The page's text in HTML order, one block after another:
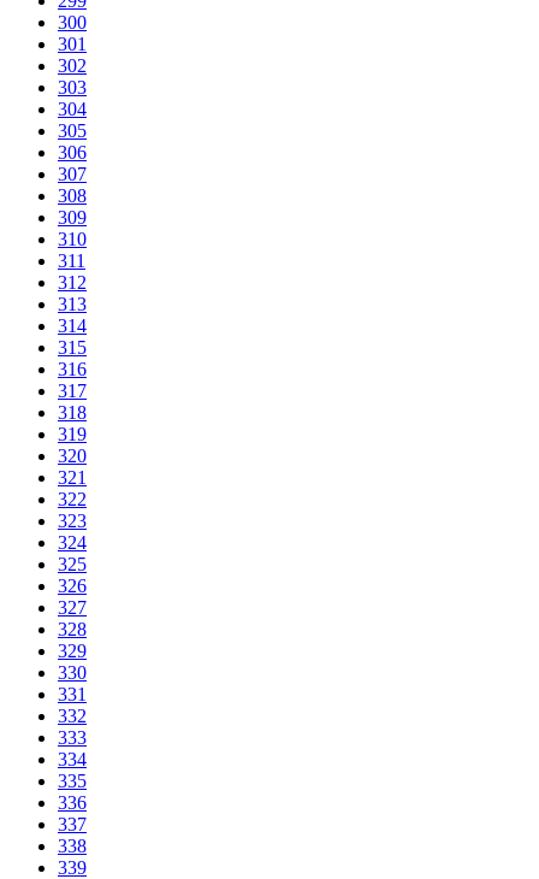
300
301
302
303
304
305
306
307
308
309
310
311
312
313
314
315
316
317
318
319
320
321
322
323
324
325
326
327
328
329
330
331
332
333
334
335
336
337
338
339